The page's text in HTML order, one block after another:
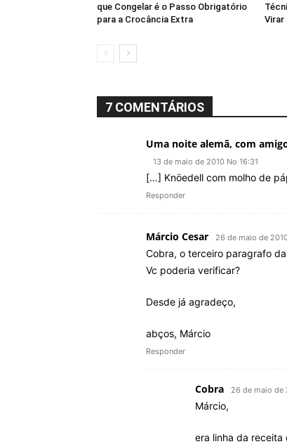
que Congelar é o Passo Obrigatório
para a Crocância Extra
Virar
7 COMENTÁRIOS
Uma noite alemã, com
13 de maio de 2010 No 16:31
[…] Knöedell com molho de
Responder
Márcio Cesar 26 de maio de
Cobra, o terceiro paragrafo
Vc poderia verificar?
Desde já agradeço,
abços, Márcio
Responder
Cobra 26 de maio de
Márcio,
era linha da receita